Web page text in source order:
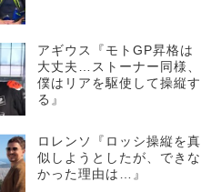
アギウス『モトGP昇格は
大丈夫…ストーナー同様、
僕はリアを駆使して操縦す
る』
ロレンソ『ロッシ操縦を真
似しようとしたが、できな
かった理由は…』